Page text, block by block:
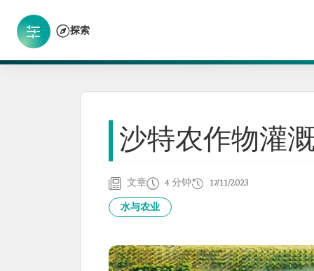
探索
沙特农作物灌
文章 4 分钟 17/11/2023
水与农业